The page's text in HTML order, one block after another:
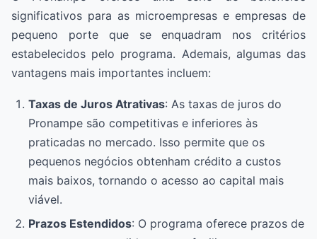
significativos para as microempresas e empresas de
pequeno porte que se enquadram nos critérios
estabelecidos pelo programa. Ademais, algumas das
vantagens mais importantes incluem:
Taxas de Juros Atrativas: As taxas de juros do
Pronampe são competitivas e inferiores às
praticadas no mercado. Isso permite que os
pequenos negócios obtenham crédito a custos
mais baixos, tornando o acesso ao capital mais
viável.
Prazos Estendidos: O programa oferece prazos de